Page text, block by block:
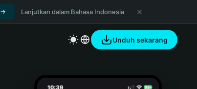
Lanjutkan dalam Bahasa Indonesia
Unduh sekarang